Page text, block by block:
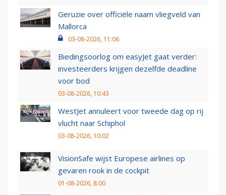
Geruzie over officiële naam vliegveld van
Mallorca
03-08-2026, 11:06
Biedingsoorlog om easyJet gaat verder:
investeerders krijgen dezelfde deadline
voor bod
03-08-2026, 10:43
WestJet annuleert voor tweede dag op rij
vlucht naar Schiphol
03-08-2026, 10:02
VisionSafe wijst Europese airlines op
gevaren rook in de cockpit
01-08-2026, 8:00